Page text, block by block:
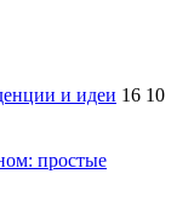
и идеи 16 10
простые